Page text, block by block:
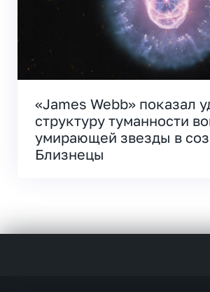
«James Webb» показал
структуру туманности
умирающей звезды в
Близнецы